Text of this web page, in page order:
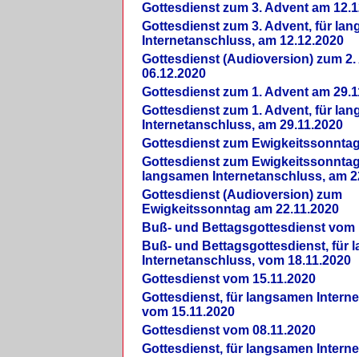
Gottesdienst zum 3. Advent am
Gottesdienst zum 3. Advent, für
Internetanschluss, am 12.12.2020
Gottesdienst (Audioversion) zum 2.
06.12.2020
Gottesdienst zum 1. Advent am
Gottesdienst zum 1. Advent, für
Internetanschluss, am 29.11.2020
Gottesdienst zum
Gottesdienst zum
langsamen Internetanschluss, am
Gottesdienst (Audioversion) zum
Ewigkeitssonntag am 22.11.2020
Buß- und Bettagsgottesdienst vom
Buß- und Bettagsgottesdienst, für
Internetanschluss, vom 18.11.2020
Gottesdienst vom 15.11.2020
Gottesdienst, für langsamen
vom 15.11.2020
Gottesdienst vom 08.11.2020
Gottesdienst, für langsamen